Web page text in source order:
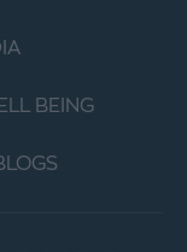
BEING